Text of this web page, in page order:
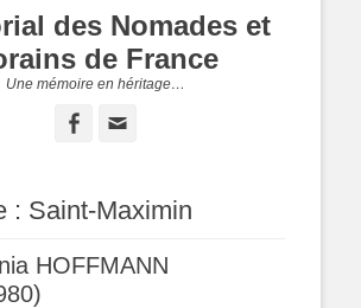
des Nomades et
de France
Une mémoire en héritage…
Facebook
: Saint-Maximin
HOFFMANN